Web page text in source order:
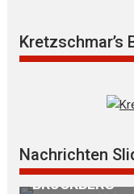
Kretzschmar’s
Nachrichten
Der W E L T M A
BRUCKBERG